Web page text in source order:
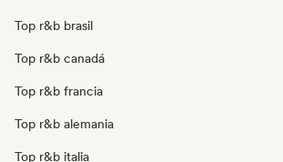
Top r&b brasil
Top r&b canadá
Top r&b francia
Top r&b alemania
Top r&b italia